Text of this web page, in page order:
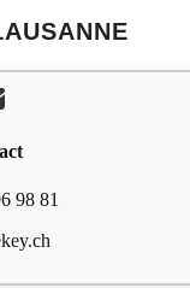
98 81